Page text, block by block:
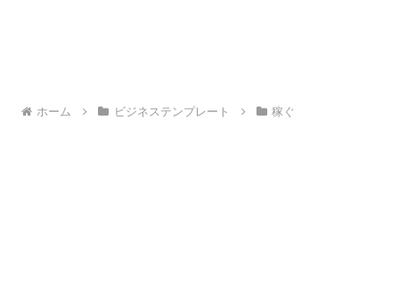
ホーム ビジネステンプレート 稼ぐ